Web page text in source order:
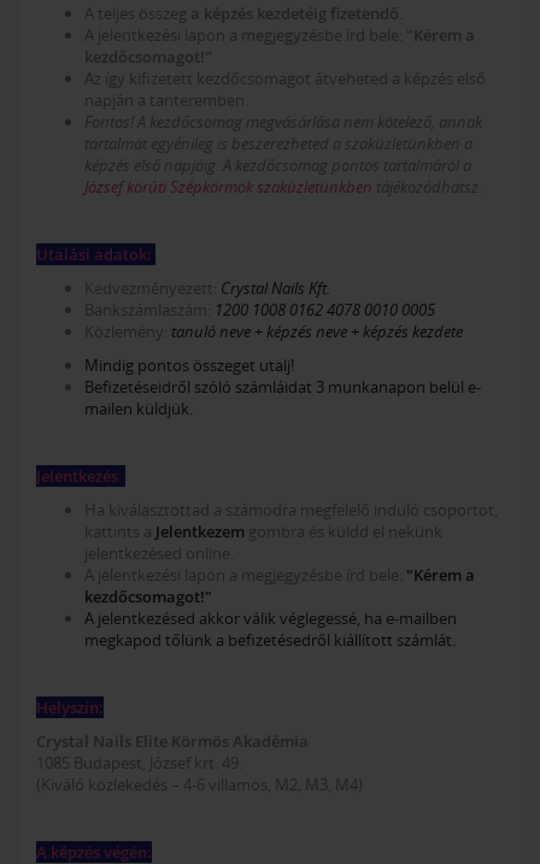
A teljes összeg a képzés kezdetéig fizetendő
A jelentkezési lapon a megjegyzésbe írd bele: "Kérem a
kezdőcsomagot!"
Az így kifizetett kezdőcsomagot átveheted a képzés első
napján a tanteremben.
Fontos! A kezdőcsomag megvásárlása nem kötelező, annak
tartalmát egyénileg is beszerezheted a szaküzletünkben a
képzés első napjáig. A kezdőcsomag pontos tartalmáról a
József körúti Szépkörmök szaküzletünkben tájékozódhatsz.
Utalási adatok:
Kedvezményezett: Crystal Nails Kft.
Bankszámlaszám: 1200 1008 0162 4078 0010 0005
Közlemény: tanuló neve + képzés neve + képzés kezdete
Mindig pontos összeget utalj!
Befizetéseidről szóló számláidat 3 munkanapon belül e-
mailen küldjük.
Jelentkezés:
Ha kiválasztottad a számodra megfelelő induló csoportot,
kattints a Jelentkezem gombra és küldd el nekünk
jelentkezésed online.
A jelentkezési lapon a megjegyzésbe írd bele: "Kérem a
kezdőcsomagot!"
A jelentkezésed akkor válik véglegessé, ha e-mailben
megkapod tőlünk a befizetésedről kiállított számlát.
Helyszín:
Crystal Nails Elite Körmös Akadémia
1085 Budapest, József krt. 49.
(Kiváló közlekedés – 4-6 villamos, M2, M3, M4)
A képzés végén: